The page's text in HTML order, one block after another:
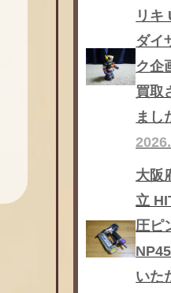
リキ
ダイ
ク企
買取
まし
大阪
立
圧ピ
いた